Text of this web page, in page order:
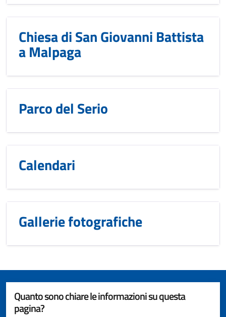
Chiesa di San Giovanni Battista
a Malpaga
Parco del Serio
Calendari
Gallerie fotografiche
Quanto sono chiare le informazioni su questa
pagina?